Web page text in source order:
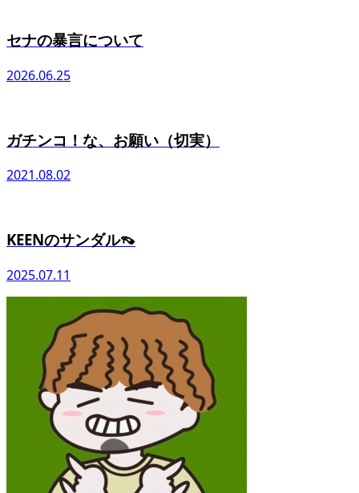
セナの暴言について
2026.06.25
ガチンコ！な、お願い（切実）
2021.08.02
KEENのサンダル👡
2025.07.11